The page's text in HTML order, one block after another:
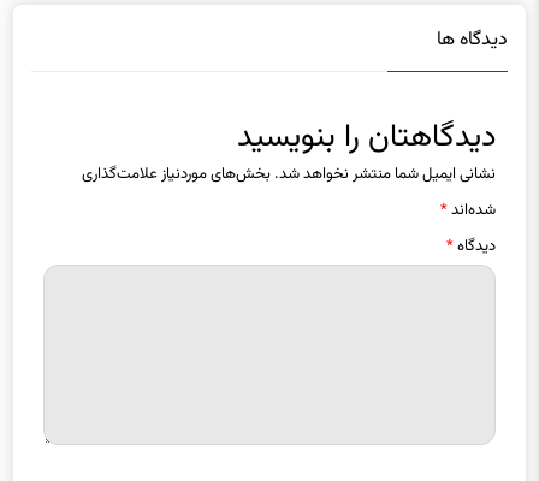
دیدگاه ها
دیدگاهتان را بنویسید
نشانی ایمیل شما منتشر نخواهد شد. بخش‌های موردنیاز علامت‌گذاری
شده‌اند*
دیدگاه*